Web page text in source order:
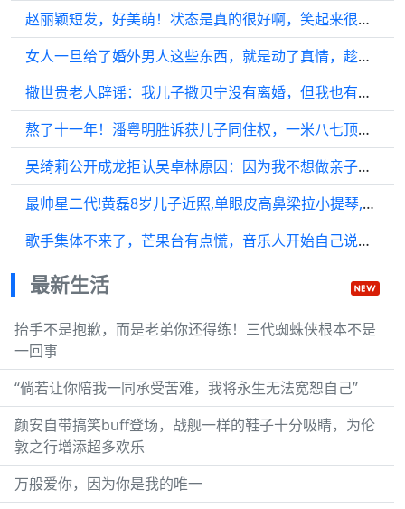
赵丽颖短发，好美萌！状态是真的很好啊，笑起来很明媚
女人一旦给了婚外男人这些东西，就是动了真情，趁早离婚
撒世贵老人辟谣：我儿子撒贝宁没有离婚，但我也有烦心事
熬了十一年！潘粤明胜诉获儿子同住权，一米八七顶顶拖行李离家三人终和解
吴绮莉公开成龙拒认吴卓林原因：因为我不想做亲子鉴定，决定分开了，不管我有没有孩子，那跟成龙还有啥关系
最帅星二代!黄磊8岁儿子近照,单眼皮高鼻梁拉小提琴,疑准备出道
歌手集体不来了，芒果台有点慌，音乐人开始自己说了算
最新生活
抬手不是抱歉，而是老弟你还得练！三代蜘蛛侠根本不是
一回事
“倘若让你陪我一同承受苦难，我将永生无法宽恕自己”
颜安自带搞笑buff登场，战舰一样的鞋子十分吸睛，为伦
敦之行增添超多欢乐
万般爱你，因为你是我的唯一